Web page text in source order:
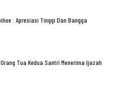
: Apresiasi Tinggi Dan Bangga
Tua Kedua Santri Menerima Ijazah